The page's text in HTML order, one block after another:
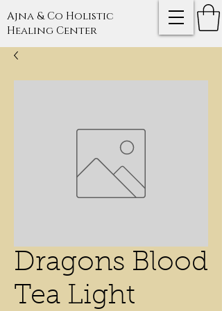
Ajna & Co Holistic
Healing Center
Dragons Blood
Tea Light